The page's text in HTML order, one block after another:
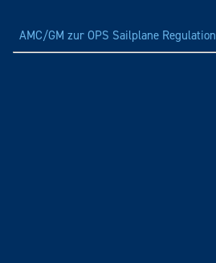
AMC/GM zur OPS Sailplane Regulation